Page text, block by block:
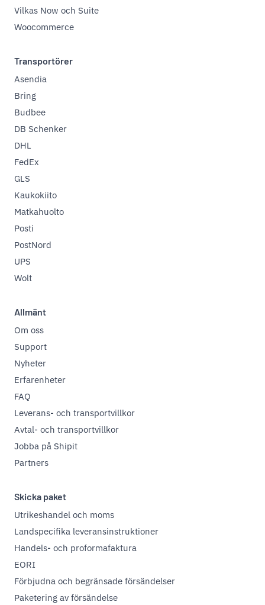
Vilkas Now och Suite
Woocommerce
Transportörer
Asendia
Bring
Budbee
DB Schenker
DHL
FedEx
GLS
Kaukokiito
Matkahuolto
Posti
PostNord
UPS
Wolt
Allmänt
Om oss
Support
Nyheter
Erfarenheter
FAQ
Leverans- och transportvillkor
Avtal- och transportvillkor
Jobba på Shipit
Partners
Skicka paket
Utrikeshandel och moms
Landspecifika leveransinstruktioner
Handels- och proformafaktura
EORI
Förbjudna och begränsade försändelser
Paketering av försändelse